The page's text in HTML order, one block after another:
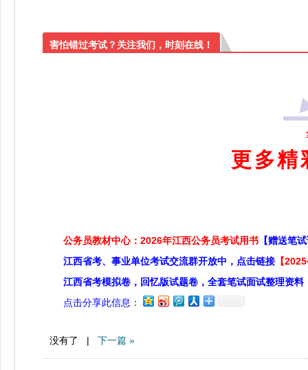
害怕错过考试？关注我们，时刻在线！
更多精
公务员教材中心：2026年江西公务员考试用书 【赠送笔
江西省考、事业单位考试交流群开放中，点击链接 【
江西省考模拟卷，回忆版试题卷，全套笔试面试整理资料
点击分享此信息：
没有了 | 下一篇 »